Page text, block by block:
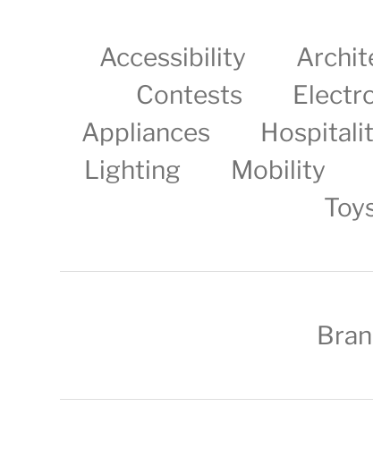
Accessibility
Contests
Appliances
Lighting
Mobility